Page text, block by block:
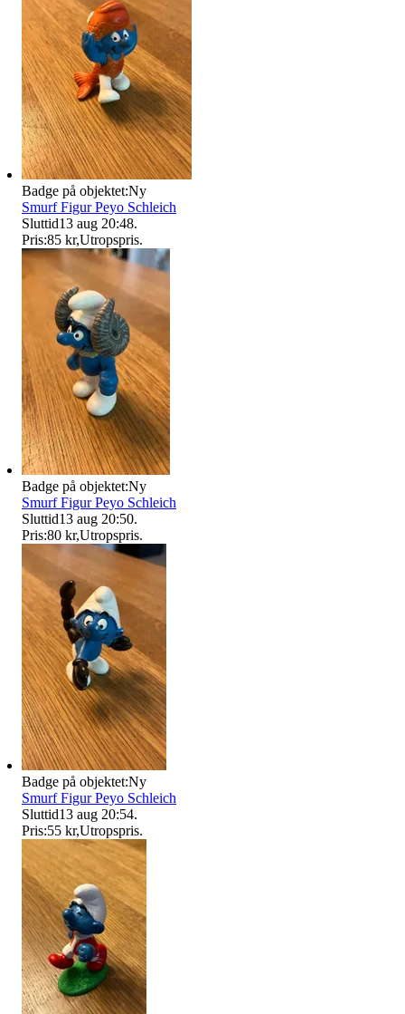
Badge på objektet:Ny
Smurf Figur Peyo Schleich
Sluttid13 aug 20:48.
Pris:85 kr,Utropspris.
Badge på objektet:Ny
Smurf Figur Peyo Schleich
Sluttid13 aug 20:50.
Pris:80 kr,Utropspris.
Badge på objektet:Ny
Smurf Figur Peyo Schleich
Sluttid13 aug 20:54.
Pris:55 kr,Utropspris.